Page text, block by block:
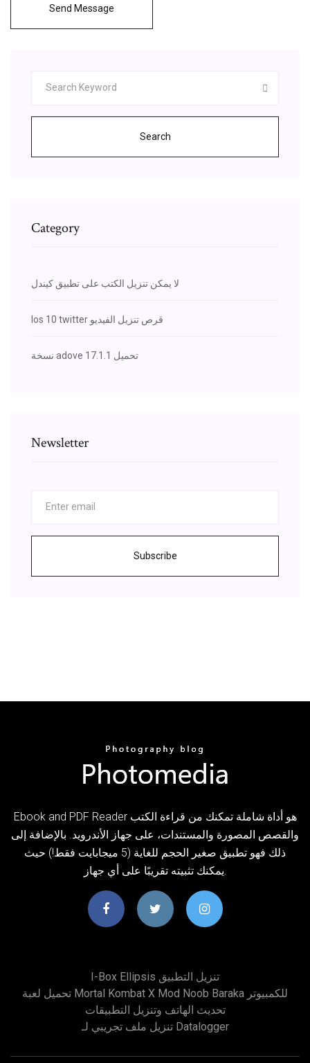
Send Message
Search
Category
لا يمكن تنزيل الكتب على تطبيق كيندل
Ios 10 twitter قرص تنزيل الفيديو
نسخة adove 17.1.1 تحميل
Newsletter
Subscribe
Ebook and PDF Reader هو أداة شاملة تمكنك من قراءة الكتب
والقصص المصورة والمستندات، على جهاز الأندرويد. بالإضافة إلى
ذلك فهو تطبيق صغير الحجم للغاية (5 ميجابايت فقط!) حيث
I-Box Ellipsis تنزيل التطبيق
تحميل لعبة Mortal Kombat X Mod Noob Baraka للكمبيوتر
تحديث الهاتف وتنزيل التطبيقات
تنزيل ملف تجريبي لـ Datalogger